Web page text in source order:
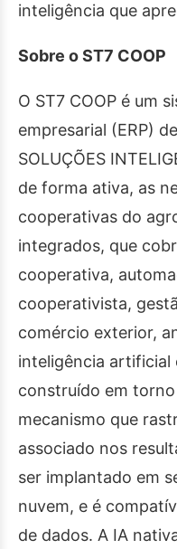
inteligência que
Sobre o ST7 COOP
O ST7 COOP é um
empresarial (ERP)
SOLUÇÕES
de forma ativa, as
cooperativas do
integrados, que
cooperativa,
cooperativista,
comércio exterior,
inteligência artificial
construído em
mecanismo que
associado nos
ser implantado em
nuvem, e é
de dados. A IA